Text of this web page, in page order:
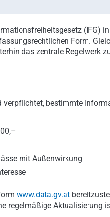
(IFG)
Form.
das zentrale Regelwerk
bestimmte
mit Außenwirkung
www.data.gv.at
regelmäßige Aktualisierung